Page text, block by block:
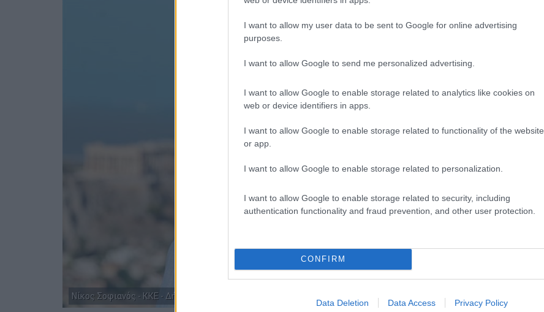
I want to allow my user data to be sent to Google for online advertising
purposes.
I want to allow Google to send me personalized advertising.
I want to allow Google to enable storage related to analytics like cookies on
web or device identifiers in apps.
I want to allow Google to enable storage related to functionality of the website
or app.
I want to allow Google to enable storage related to personalization.
I want to allow Google to enable storage related to security, including
authentication functionality and fraud prevention, and other user protection.
CONFIRM
Data Deletion Data Access Privacy Policy
Νίκος Σοφιανός - ΚΚΕ - Δήμος Αθηναίων